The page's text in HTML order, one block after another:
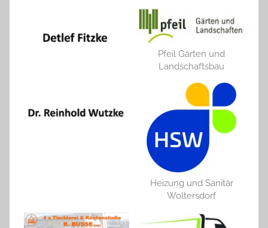
Pfeil Gärten und
Landschaftsbau
Heizung und Sanitär
Woltersdorf